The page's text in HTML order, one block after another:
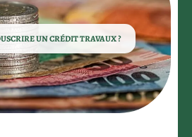
UN CRÉDIT TRAVAUX ?